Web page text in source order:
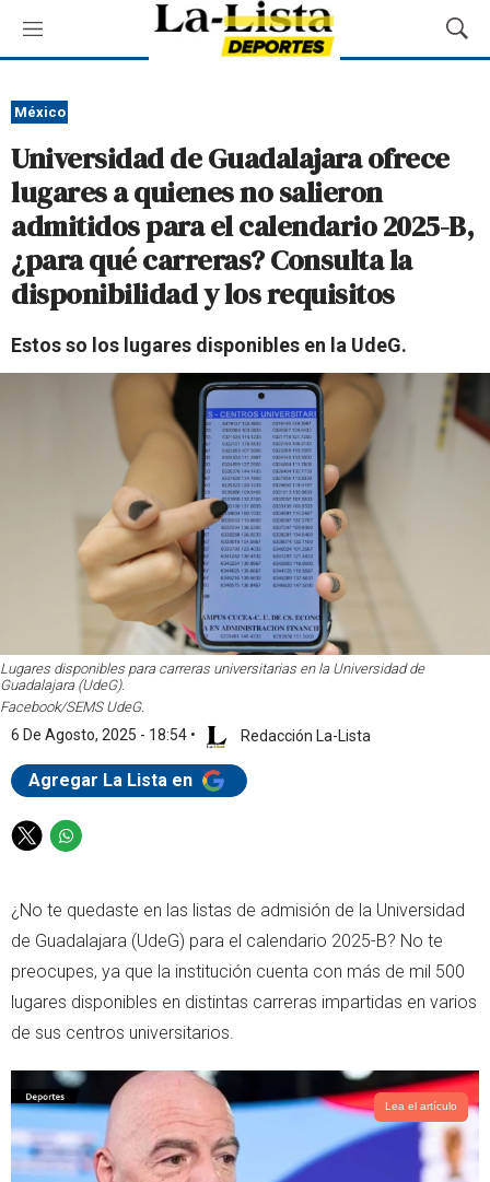
M
e
ú
M
o
ú
México
Universidad de Guadalajara ofrece
lugares a quienes no salieron
admitidos para el calendario 2025-B,
¿para qué carreras? Consulta la
disponibilidad y los requisitos
Estos so los lugares disponibles en la UdeG.
Lugares disponibles para carreras universitarias en la Universidad de
Guadalajara (UdeG).
Facebook/SEMS UdeG.
6 De Agosto, 2025 - 18:54 • Redacción La-Lista
Agregar La Lista en
T
t
t
r
W
t
s
p
p
¿No te quedaste en las listas de admisión de la Universidad
de Guadalajara (UdeG) para el calendario 2025-B? No te
preocupes, ya que la institución cuenta con más de mil 500
lugares disponibles en distintas carreras impartidas en varios
de sus centros universitarios.
Lea el artículo